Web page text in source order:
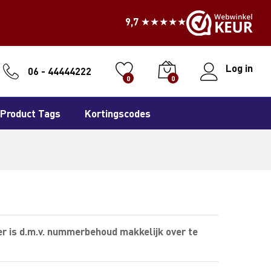
9,7 ★★★★★
06 - 44444222
0 0
Log in
Product Tags Kortingscodes
is d.m.v. nummerbehoud makkelijk over te